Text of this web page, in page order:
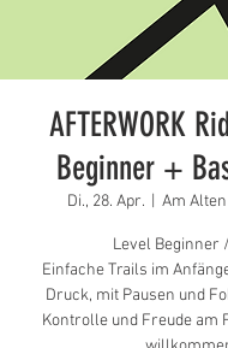
AFTERWORK
Beginner +
Di., 28. Apr.
  |
Am
Level Beginner
Einfache Trails im
Druck, mit Pausen und
Kontrolle und Freude am